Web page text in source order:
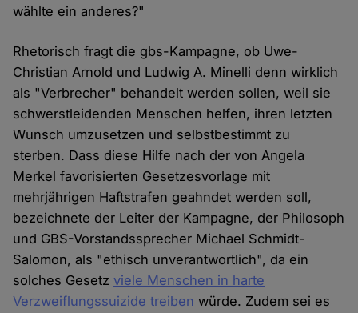
wählte ein anderes?"
Rhetorisch fragt die gbs-Kampagne, ob Uwe-
Christian Arnold und Ludwig A. Minelli denn wirklich
als "Verbrecher" behandelt werden sollen, weil sie
schwerstleidenden Menschen helfen, ihren letzten
Wunsch umzusetzen und selbstbestimmt zu
sterben. Dass diese Hilfe nach der von Angela
Merkel favorisierten Gesetzesvorlage mit
mehrjährigen Haftstrafen geahndet werden soll,
bezeichnete der Leiter der Kampagne, der Philosoph
und GBS-Vorstandssprecher Michael Schmidt-
Salomon, als "ethisch unverantwortlich", da ein
solches Gesetzviele Menschen in harte
Verzweiflungssuizide treiben würde. Zudem sei es